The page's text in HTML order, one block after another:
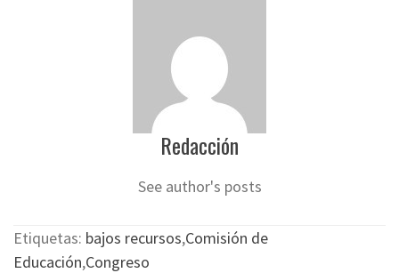
Redacción
See author's posts
Etiquetas: bajos recursos,Comisión de
Educación,Congreso